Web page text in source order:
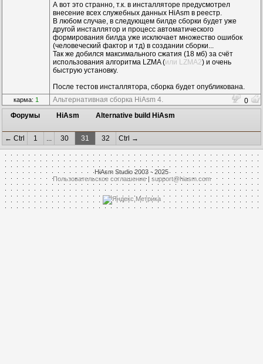
А вот это странно, т.к. в инсталляторе предусмотрел
внесение всех служебных данных HiAsm в реестр.
В любом случае, в следующем билде сборки будет уже
другой инсталлятор и процесс автоматического
формирования билда уже исключает множество ошибок
(человеческий фактор и тд) в создании сборки...
Так же добился максимального сжатия (18 мб) за счёт
использования алгоритма LZMA (или LZMA2) и очень
быструю установку.
После тестов инсталлятора, сборка будет опубликована.
карма: 1 Альтернативная сборка HiAsm 4.
0
Форумы
HiAsm Alternative build HiAsm
← Ctrl 1 ... 30 31 32 Ctrl →
HiAsm Studio 2003 - 2025
Пользовательское соглашение| support@hiasm.com